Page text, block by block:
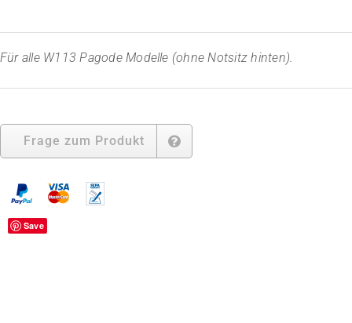
Save
Für alle W113 Pagode Modelle (ohne Notsitz hinten).
Frage zum Produkt